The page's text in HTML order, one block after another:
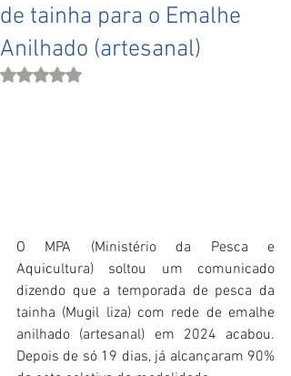
de tainha para o Emalhe
Anilhado (artesanal)
Avaliado com NaN de 5 estrelas.
O MPA (Ministério da Pesca e
Aquicultura) soltou um comunicado
dizendo que a temporada de pesca da
tainha (Mugil liza) com rede de emalhe
anilhado (artesanal) em 2024 acabou.
Depois de só 19 dias, já alcançaram 90%